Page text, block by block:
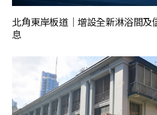
北角東岸板道｜增設全新淋浴間及
息